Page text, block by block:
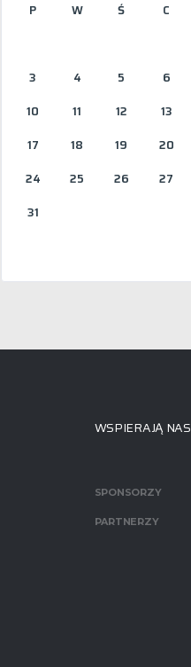
P W Ś C
3
4 5 6
10
11 12 13
17
18 19 20
24
25 26 27
31
WSPIERAJĄ NAS
SPONSORZY
PARTNERZY